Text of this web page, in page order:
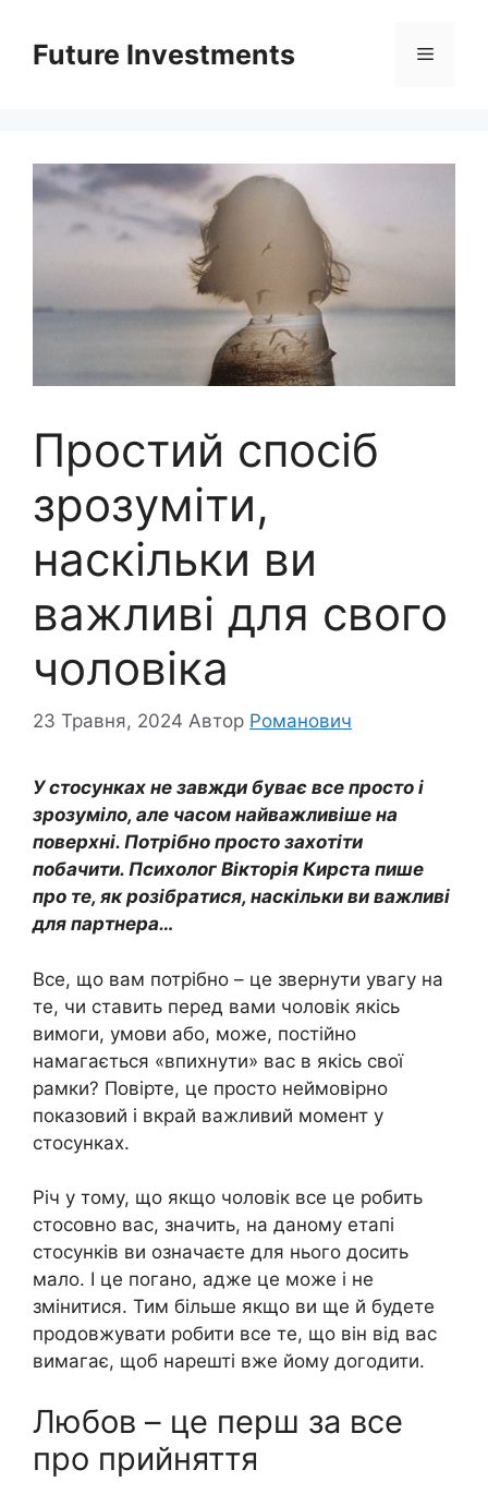
вмістуFuture Investments Меню
Простий спосіб
зрозуміти,
наскільки ви
важливі для свого
чоловіка
23 Травня, 2024 Автор Романович
У стосунках не завжди буває все просто і
зрозуміло, але часом найважливіше на
поверхні. Потрібно просто захотіти
побачити. Психолог Вікторія Кирста пише
про те, як розібратися, наскільки ви важливі
для партнера…
Все, що вам потрібно – це звернути увагу на
те, чи ставить перед вами чоловік якісь
вимоги, умови або, може, постійно
намагається «впихнути» вас в якісь свої
рамки? Повірте, це просто неймовірно
показовий і вкрай важливий момент у
стосунках.
Річ у тому, що якщо чоловік все це робить
стосовно вас, значить, на даному етапі
стосунків ви означаєте для нього досить
мало. І це погано, адже це може і не
змінитися. Тим більше якщо ви ще й будете
продовжувати робити все те, що він від вас
вимагає, щоб нарешті вже йому догодити.
Любов – це перш за все
про прийняття